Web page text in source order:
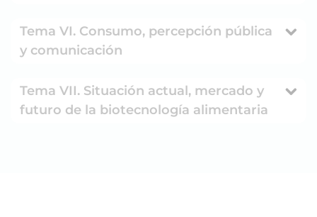
Tema VI. Consumo, percepción pública
y comunicación
Tema VII. Situación actual, mercado y
futuro de la biotecnología alimentaria